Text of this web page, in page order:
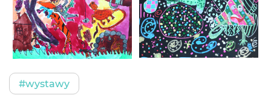
#wystawy